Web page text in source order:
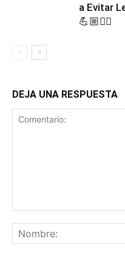
a Evitar
💪🏼🏃‍♀️
DEJA UNA RESPUESTA